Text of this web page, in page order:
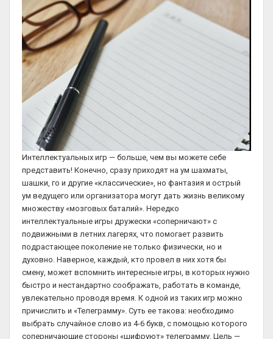
Интеллектуальных игр — больше, чем вы можете себе
представить! Конечно, сразу приходят на ум шахматы,
шашки, го и другие «классические», но фантазия и острый
ум ведущего или организатора могут дать жизнь великому
множеству «мозговых баталий». Нередко
интеллектуальные игры дружески «соперничают» с
подвижными в летних лагерях, что помогает развить
подрастающее поколение не только физически, но и
духовно. Наверное, каждый, кто провел в них хотя бы
смену, может вспомнить интересные игры, в которых нужно
быстро и нестандартно соображать, работать в команде,
увлекательно проводя время. К одной из таких игр можно
причислить и «Телеграмму». Суть ее такова: необходимо
выбрать случайное слово из 4-6 букв, с помощью которого
соперничающие стороны «шифруют» телеграмму. Цель —